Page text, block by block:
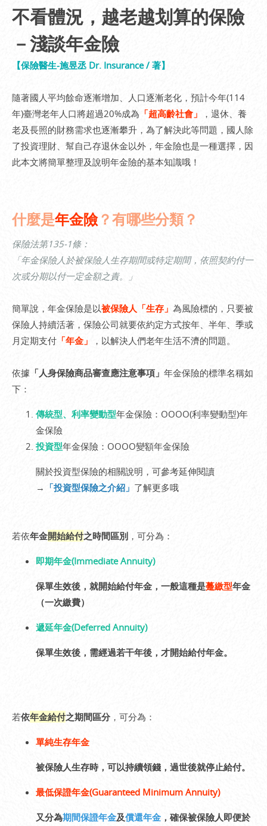
不看體況，越老越划算的保險
－淺談年金險
【保險醫生-施昱丞 Dr. Insurance / 著】
隨著國人平均餘命逐漸增加、人口逐漸老化，預計今年(114
年)臺灣老年人口將超過20%成為 「超高齡社會」
，退休、養
老及長照的財務需求也逐漸攀升，為了解決此等問題，國人除
了投資理財、幫自己存退休金以外，年金險也是一種選擇，因
此本文將簡單整理及說明年金險的基本知識哦！
什麼是年金險？有哪些分類？
保險法第135-1條：
「年金保險人於被保險人生存期間或特定期間，依照契約付一
次或分期以付一定金額之責。」
簡單說，年金保險是以被保險人「生存」 為風險標的，只要被
保險人持續活著，保險公司就要依約定方式按年、半年、季或
月定期支付 「年金」 ，以解決人們老年生活不濟的問題。
依據 「人身保險商品審查應注意事項」 年金保險的標準名稱如
下：
傳統型、利率變動型年金保險：OOOO(利率變動型)年
金保險
投資型年金保險：OOOO變額年金保險
關於投資型保險的相關說明，可參考延伸閱讀
→ 「投資型保險之介紹」 了解更多哦
若依年金開始給付之時間區別 ，可分為：
即期年金(Immediate Annuity)
保單生效後，就開始給付年金，一般這種是躉繳型年金
（一次繳費）
遞延年金(Deferred Annuity)
保單生效後，需經過若干年後，才開始給付年金。
若依年金給付之期間區分 ，可分為：
單純生存年金
被保險人生存時，可以持續領錢，過世後就停止給付。
最低保證年金(Guaranteed Minimum Annuity)
又分為期間保證年金及償還年金 ，確保被保險人即便於